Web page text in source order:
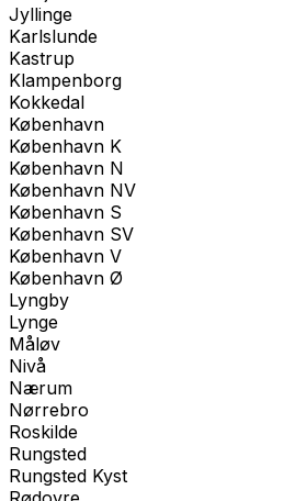
Jyllinge
Karlslunde
Kastrup
Klampenborg
Kokkedal
København
København K
København N
København NV
København S
København SV
København V
København Ø
Lyngby
Lynge
Måløv
Nivå
Nærum
Nørrebro
Roskilde
Rungsted
Rungsted Kyst